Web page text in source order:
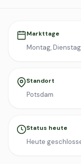
Markttage
Montag,
Standort
Potsdam
Status heute
Heute